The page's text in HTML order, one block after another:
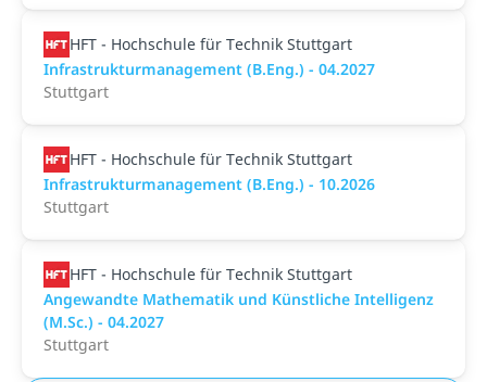
HFT - Hochschule für Technik Stuttgart
Infrastrukturmanagement (B.Eng.) - 04.2027
Stuttgart
HFT - Hochschule für Technik Stuttgart
Infrastrukturmanagement (B.Eng.) - 10.2026
Stuttgart
HFT - Hochschule für Technik Stuttgart
Angewandte Mathematik und Künstliche Intelligenz
(M.Sc.) - 04.2027
Stuttgart